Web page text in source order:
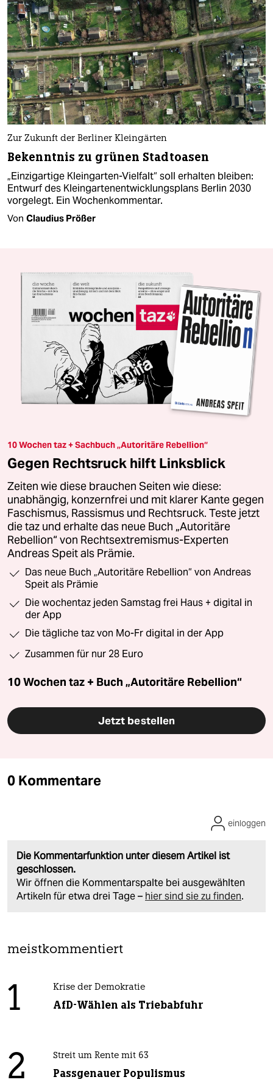
Zur Zukunft der Berliner Kleingärten
Bekenntnis zu grünen Stadtoasen
„Einzigartige Kleingarten-Vielfalt“ soll erhalten bleiben:
Entwurf des Kleingartenentwicklungsplans Berlin 2030
vorgelegt. Ein Wochenkommentar.
Von Claudius Prößer
10 Wochen taz + Sachbuch „Autoritäre Rebellion“
Gegen Rechtsruck hilft Linksblick
Zeiten wie diese brauchen Seiten wie diese:
unabhängig, konzernfrei und mit klarer Kante gegen
Faschismus, Rassismus und Rechtsruck. Teste jetzt
die taz und erhalte das neue Buch „Autoritäre
Rebellion“ von Rechtsextremismus-Experten
Andreas Speit als Prämie.
Das neue Buch „Autoritäre Rebellion“ von Andreas
Speit als Prämie
Die wochentaz jeden Samstag frei Haus + digital in
der App
Die tägliche taz von Mo-Fr digital in der App
Zusammen für nur 28 Euro
10 Wochen taz + Buch „Autoritäre Rebellion“
Jetzt bestellen
0 Kommentare
Die Kommentarfunktion unter diesem Artikel ist
geschlossen.
Wir öffnen die Kommentarspalte bei ausgewählten
Artikeln für etwa drei Tage – hier sind sie zu finden.
einloggen
meistkommentiert
1 Krise der Demokratie
AfD-Wählen als Triebabfuhr
2 Streit um Rente mit 63
Passgenauer Populismus